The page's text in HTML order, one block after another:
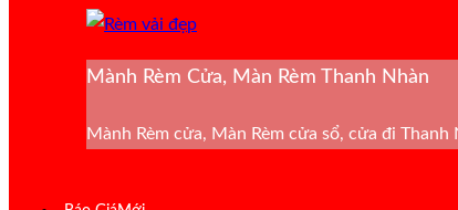
Mành Rèm Cửa, Màn Rèm Thanh Nhàn
Mành Rèm cửa, Màn Rèm cửa sổ, cửa đi